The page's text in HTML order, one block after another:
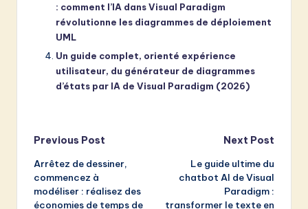
: comment l’IA dans Visual Paradigm
révolutionne les diagrammes de déploiement
UML
Un guide complet, orienté expérience
utilisateur, du générateur de diagrammes
d’états par IA de Visual Paradigm (2026)
Post
navigation
Previous Post
Arrêtez de dessiner,
commencez à
modéliser : réalisez des
économies de temps de
Next Post
Le guide ultime du
chatbot AI de Visual
Paradigm :
transformer le texte en